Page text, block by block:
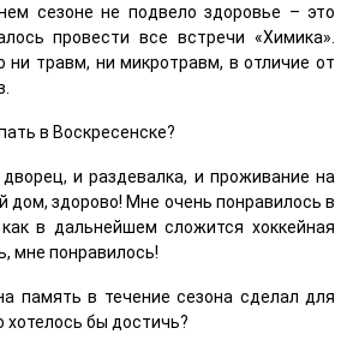
сезоне не подвело здоровье – это
провести все встречи «Химика».
ни травм, ни микротравм, в отличие от
в Воскресенске?
и раздевалка, и проживание на
дом, здорово! Мне очень понравилось в
в дальнейшем сложится хоккейная
мне понравилось!
память в течение сезона сделал для
хотелось бы достичь?